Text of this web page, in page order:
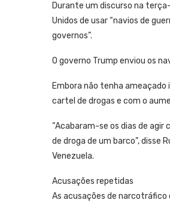
Durante um discurso na
Unidos de usar “navios de
governos”.
O governo Trump enviou os
Embora não tenha
cartel de drogas e com o
“Acabaram-se os dias de
de droga de um barco”, disse
Venezuela.
Acusações repetidas
As acusações de narcotráfico